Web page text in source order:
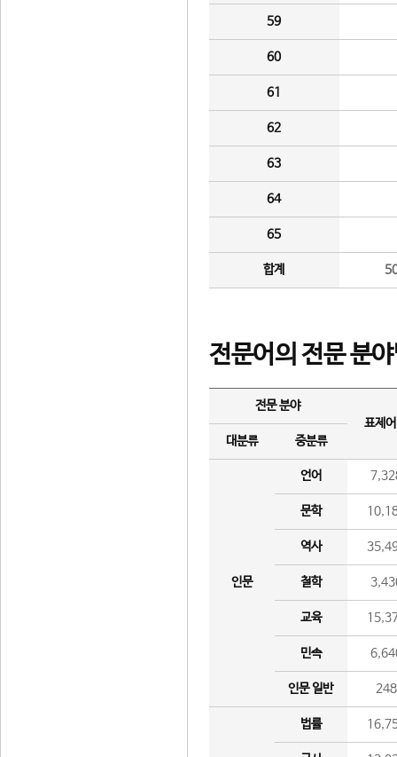
59
60
61
62
63
64
65
합계
전문어의 전문 분
전문 분야
표제
대분류
중분류
인문
언어
문학
역사
철학
교육
민속
인문 일반 248
법률